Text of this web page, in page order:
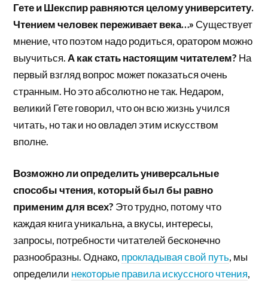
Гете и Шекспир равняются целому университету.
Чтением человек переживает века…»Существует
мнение, что поэтом надо родиться, оратором можно
выучиться. А как стать настоящим читателем? На
первый взгляд вопрос может показаться очень
странным. Но это абсолютно не так. Недаром,
великий Гете говорил, что он всю жизнь учился
читать, но так и но овладел этим искусством
вполне.
Возможно ли определить универсальные
способы чтения, который был бы равно
применим для всех? Это трудно, потому что
каждая книга уникальна, а вкусы, интересы,
запросы, потребности читателей бесконечно
разнообразны. Однако, прокладывая свой путь, мы
определили некоторые правила искуссного чтения,